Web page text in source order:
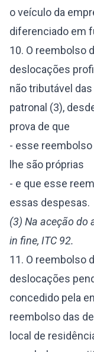
o veículo da
diferenciado em
10. O reembolso
deslocações
não tributável
patronal (3),
prova de que
- esse
lhe são próprias
- e que esse
essas despesas.
(3) Na aceção do
in fine, ITC 92.
11. O reembolso
deslocações
concedido pela
reembolso das
local de